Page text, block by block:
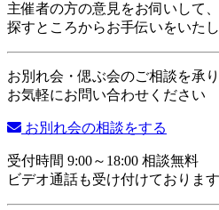
主催者の方の意見をお伺いして
探すところからお手伝いをいたし
お別れ会・偲ぶ会のご相談を承
お気軽にお問い合わせください
お別れ会の相談をする
受付時間 9:00～18:00 相談無料
ビデオ通話も受け付けております